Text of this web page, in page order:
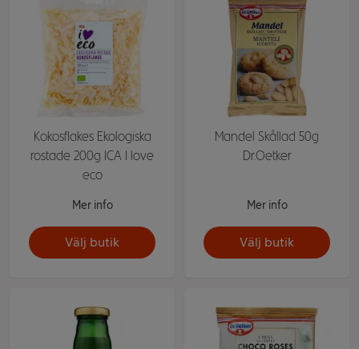
Kokosflakes Ekologiska
rostade 200g ICA I love
eco
Mer info
Välj butik
Mandel Skållad 50g
Dr.Oetker
Mer info
Välj butik